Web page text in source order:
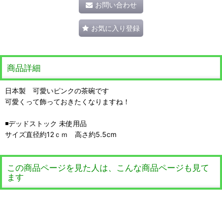
お問い合わせ
お気に入り登録
商品詳細
日本製 可愛いピンクの茶碗です
可愛くって飾っておきたくなりますね！
◾️デッドストック 未使用品
サイズ直径約12ｃｍ 高さ約5.5cm
この商品ページを見た人は、こんな商品ページも見て
ます